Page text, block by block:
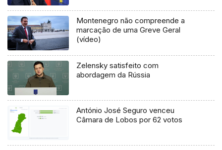
Montenegro não compreende a
marcação de uma Greve Geral
(vídeo)
Zelensky satisfeito com
abordagem da Rússia
António José Seguro venceu
Câmara de Lobos por 62 votos